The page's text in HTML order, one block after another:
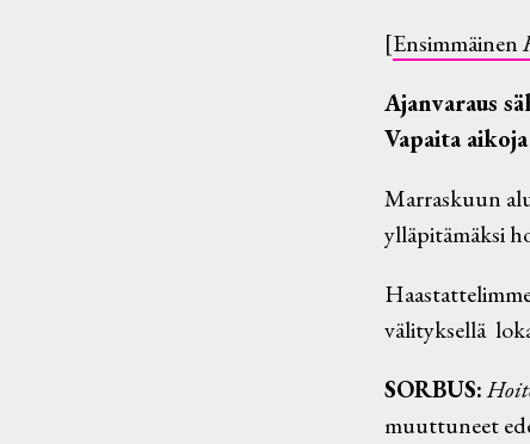
[Ensimmäinen
Ajanvaraus
Vapaita
Marraskuun
ylläpitämäksi
välityksellä
SORBUS:
muuttuneet